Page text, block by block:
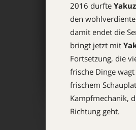
2016 durfte
den
damit endet die
bringt jetzt mit
Fortsetzung, die
frische Dinge
frischem
Kampfmechanik,
Richtung geht.